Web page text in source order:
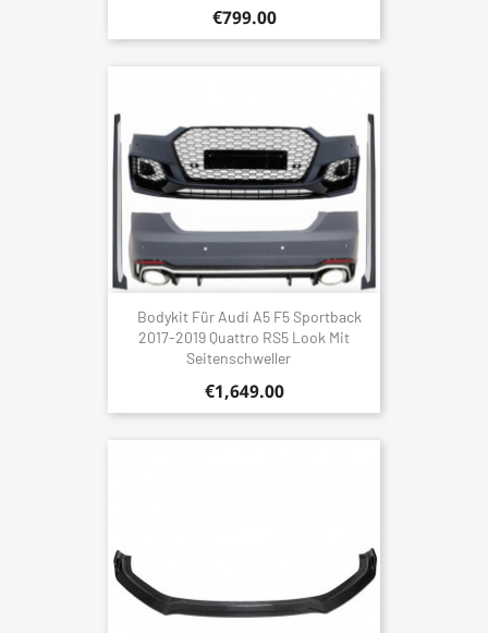
€799.00
Bodykit Für Audi A5 F5 Sportback
2017-2019 Quattro RS5 Look Mit
Seitenschweller
€1,649.00